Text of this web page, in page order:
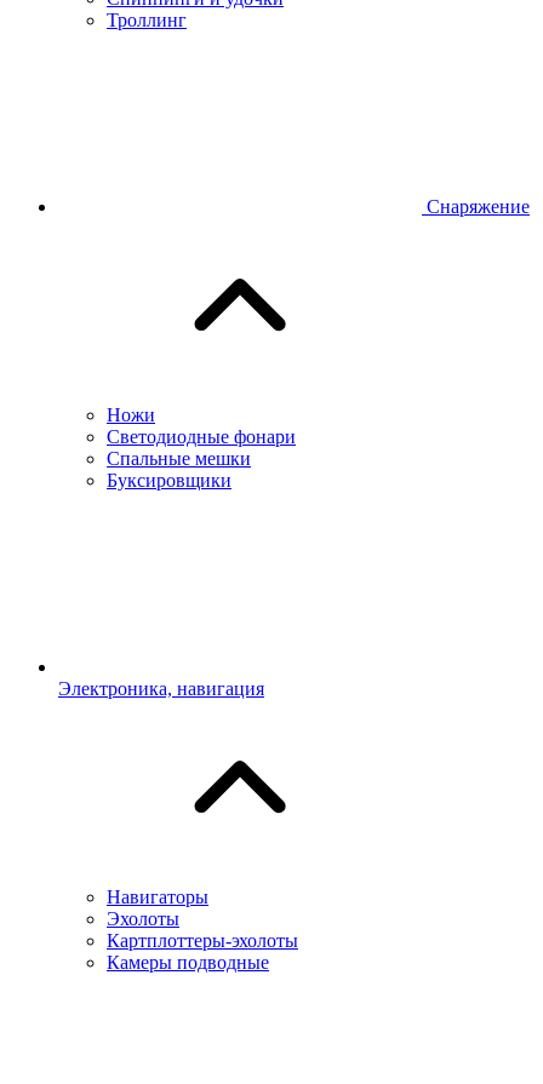
Троллинг
Снаряжение
Ножи
Светодиодные фонари
Спальные мешки
Буксировщики
Электроника, навигация
Навигаторы
Эхолоты
Картплоттеры-эхолоты
Камеры подводные